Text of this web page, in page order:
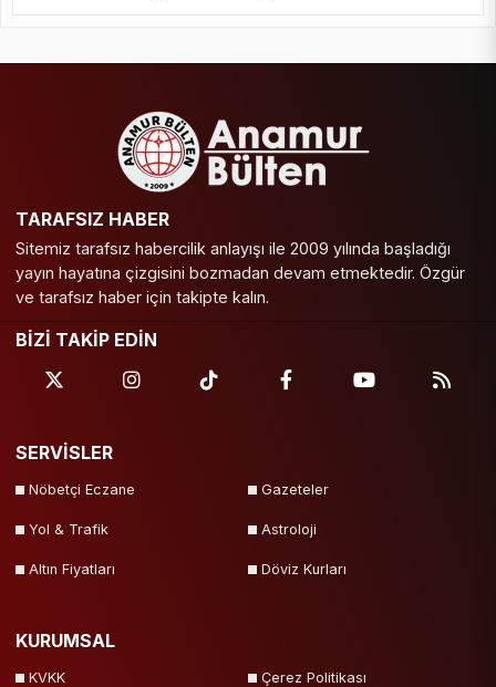
TARAFSIZ HABER
Sitemiz tarafsız habercilik anlayışı ile 2009 yılında başladığı
yayın hayatına çizgisini bozmadan devam etmektedir. Özgür
ve tarafsız haber için takipte kalın.
BİZİ TAKİP EDİN
SERVİSLER
Nöbetçi Eczane Gazeteler
Yol & Trafik Astroloji
Altın Fiyatları Döviz Kurları
KURUMSAL
KVKK Çerez Politikası